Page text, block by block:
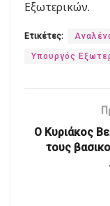
Εξωτερικών.
Ετικέτες:
Υπουργός
Ο Κυριάκος
τους